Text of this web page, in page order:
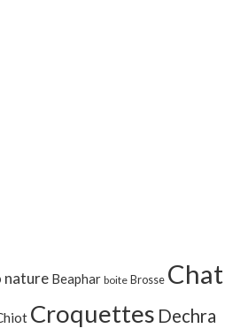
nature Beaphar boite Brosse Chat
Croquettes Dechra